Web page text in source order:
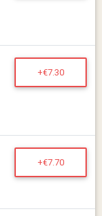
+€7.30
+€7.70